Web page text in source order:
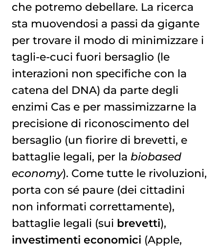
che potremo debellare. La ricerca
sta muovendosi a passi da gigante
per trovare il modo di minimizzare i
tagli-e-cuci fuori bersaglio (le
interazioni non specifiche con la
catena del DNA) da parte degli
enzimi Cas e per massimizzarne la
precisione di riconoscimento del
bersaglio (un fiorire di brevetti, e
battaglie legali, per la biobased
economy). Come tutte le rivoluzioni,
porta con sé paure (dei cittadini
non informati correttamente),
battaglie legali (sui brevetti),
investimenti economici (Apple,